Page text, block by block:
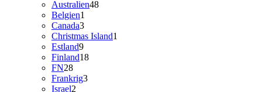
Australien4848
Belgien1
Canada33
varer
Christmas Island1
Estland99
varer
Finland1818
FN2828
varer
Frankrig33
Israel2